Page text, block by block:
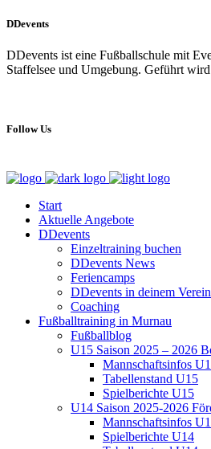
DDevents
DDevents ist eine Fußballschule mit
Staffelsee und Umgebung. Geführt
Follow Us
Start
Aktuelle Angebote
DDevents
Einzeltraining buchen
DDevents News
Feriencamps
DDevents in deinem Verein
Coaching
Fußballtraining in Murnau
Fußballblog
U15 Saison 2025 – 2026
Mannschaftsinfos
Tabellenstand U15
Spielberichte U15
U14 Saison 2025-2026
Mannschaftsinfos
Spielberichte U14